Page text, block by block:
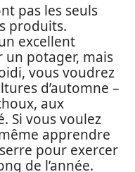
pas les seuls
produits.
excellent
potager, mais
vous voudrez
d’automne –
aux
Si vous voulez
apprendre
pour exercer
de l’année.